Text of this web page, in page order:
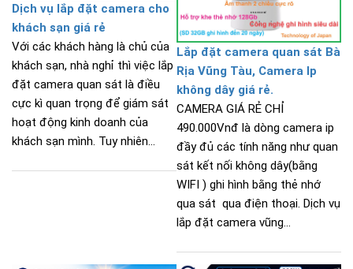
Dịch vụ lắp đặt camera cho
khách sạn giá rẻ
Với các khách hàng là chủ của
khách sạn, nhà nghỉ thì việc lắp
đặt camera quan sát là điều
cực kì quan trọng để giám sát
hoạt động kinh doanh của
khách sạn mình. Tuy nhiên...
Lắp đặt camera quan sát Bà
Rịa Vũng Tàu, Camera Ip
không dây giá rẻ.
CAMERA GIÁ RẺ CHỈ
490.000Vnđ là dòng camera ip
đầy đủ các tính năng như quan
sát kết nối không dây(bằng
WIFI ) ghi hình bằng thẻ nhớ
qua sát qua điện thoại. Dịch vụ
lắp đặt camera vũng...